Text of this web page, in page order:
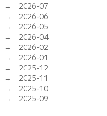
2026-07
2026-06
2026-05
2026-04
2026-02
2026-01
2025-12
2025-11
2025-10
2025-09